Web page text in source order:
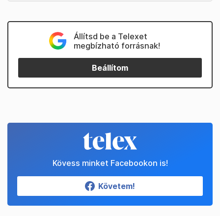
Állítsd be a Telexet
megbízható forrásnak!
Beállítom
Kövess minket Facebookon is!
Követem!